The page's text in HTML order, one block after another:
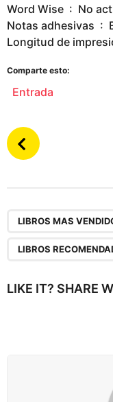
Word Wise ‏ :
Comparte esto:
Entrada
P
o
a
LIBROS MAS
LIBROS
LIKE IT? SHARE